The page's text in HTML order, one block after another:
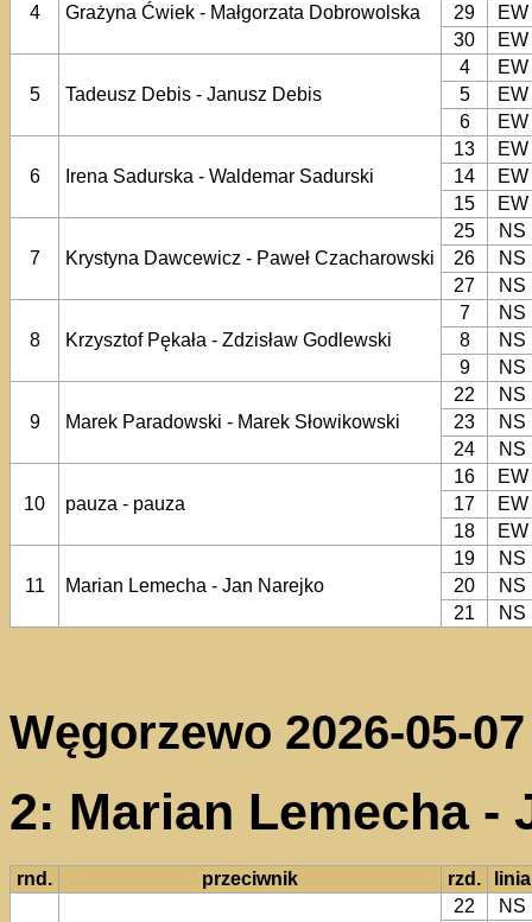
4 Grażyna Ćwiek - Małgorzata Dobrowolska
29
EW
30
EW
5 Tadeusz Debis - Janusz Debis
4
EW
5
EW
6
EW
6 Irena Sadurska - Waldemar Sadurski
13
EW
14
EW
15
EW
7 Krystyna Dawcewicz - Paweł Czacharowski
25
NS
26
NS
27
NS
8 Krzysztof Pękała - Zdzisław Godlewski
7
NS
8
NS
9
NS
9 Marek Paradowski - Marek Słowikowski
22
NS
23
NS
24
NS
10 pauza - pauza
16
EW
17
EW
18
EW
11 Marian Lemecha - Jan Narejko
19
NS
20
NS
21
NS
Węgorzewo 2026-05-07
2: Marian Lemecha -
rnd. przeciwnik rzd. linia
22
NS